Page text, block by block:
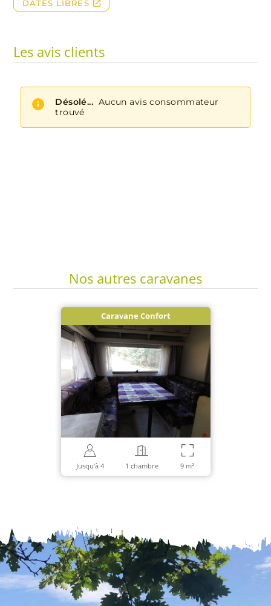
Les avis clients
Nos autres caravanes
Caravane Confort
Jusqu'à 4 1 chambre 9 m²